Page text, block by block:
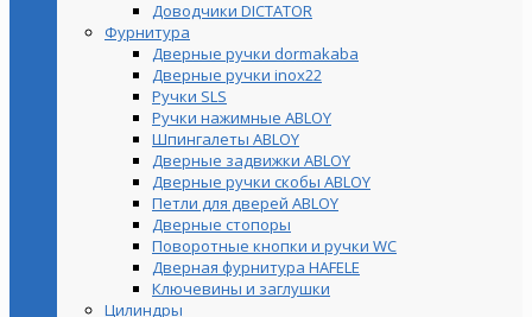
Доводчики DICTATOR
Фурнитура
Дверные ручки dormakaba
Дверные ручки inox22
Ручки SLS
Ручки нажимные ABLOY
Шпингалеты ABLOY
Дверные задвижки ABLOY
Дверные ручки скобы ABLOY
Петли для дверей ABLOY
Дверные стопоры
Поворотные кнопки и ручки WC
Дверная фурнитура HAFELE
Ключевины и заглушки
Цилиндры